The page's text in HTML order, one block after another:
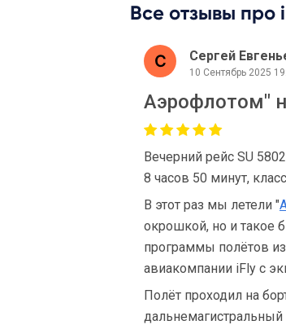
Все отзывы про
Сергей
10 Сентябрь 2025
Аэрофлотом"
Вечерний рейс SU 5802
8 часов 50 минут,
В этот раз мы летели "
окрошкой, но и такое
программы полётов
авиакомпании iFly с
Полёт проходил на